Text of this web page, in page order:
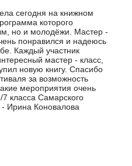
сегодня на книжном
которого
но и молодёжи. Мастер -
понравился и надеюсь
Каждый участник
мастер - класс,
новую книгу. Спасибо
за возможность
мероприятия очень
класса Самарского
Ирина Коновалова